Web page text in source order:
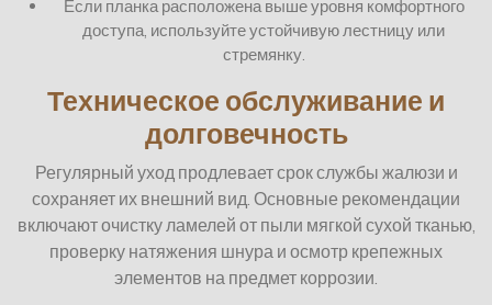
Если планка расположена выше уровня комфортного
доступа, используйте устойчивую лестницу или
стремянку.
Техническое обслуживание и
долговечность
Регулярный уход продлевает срок службы жалюзи и
сохраняет их внешний вид. Основные рекомендации
включают очистку ламелей от пыли мягкой сухой тканью,
проверку натяжения шнура и осмотр крепежных
элементов на предмет коррозии.